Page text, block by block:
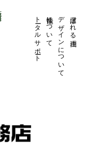
選ばれる理由
デザインについて
性能について
トータルサポート